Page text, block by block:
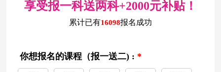
享受报一科送两科+2000元补贴！
累计已有16098报名成功
你想报名的课程（报一送二) : *